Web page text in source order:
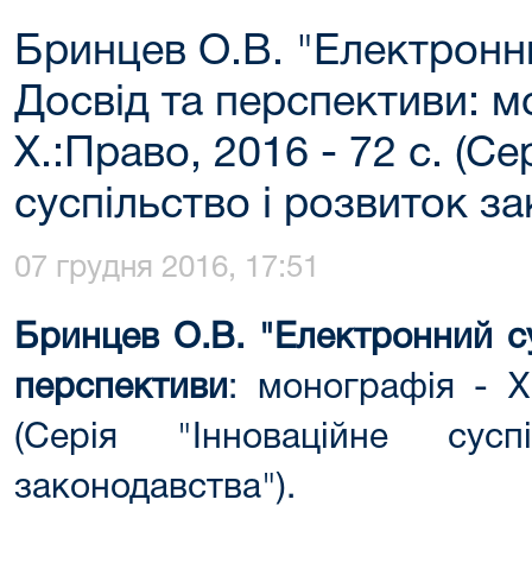
Бринцев О.В.
Досвід та перспективи:
Х.:Право, 2016 - 72 с.
суспільство і розвиток
07 грудня 2016, 17:51
Бринцев О.В. "Електронний
перспективи : монографія -
(Серія "Інноваційне
законодавства").